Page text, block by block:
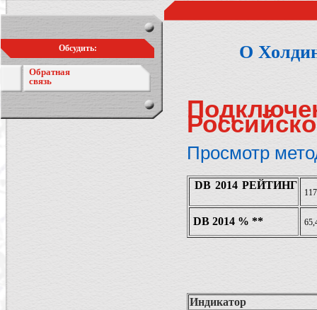
Обсудить:
Обратная
связь
О
Просмотр
DB 2014 РЕЙТИНГ
DB 2014 % **
Индикатор